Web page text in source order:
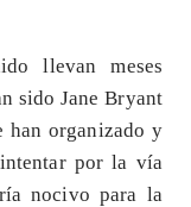
llevan meses
sido Jane Bryant
han organizado y
por la vía
nocivo para la